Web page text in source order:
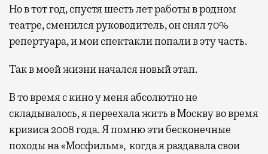
Но в тот год, спустя шесть лет работы в родном
театре, сменился руководитель, он снял 70%
репертуара, и мои спектакли попали в эту часть.
Так в моей жизни начался новый этап.
В то время с кино у меня абсолютно не
складывалось, я переехала жить в Москву во время
кризиса 2008 года. Я помню эти бесконечные
походы на «Мосфильм», когда я раздавала свои